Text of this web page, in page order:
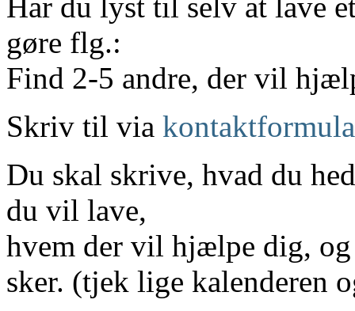
gøre flg.:
Find 2-5 andre, der vil
Skriv til via
Du skal skrive, hvad du
du vil lave,
hvem der vil hjælpe dig,
sker. (tjek lige kalenderen